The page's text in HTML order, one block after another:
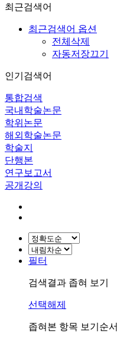
최근검색어
최근검색어 옵션
전체삭제
자동저장끄기
인기검색어
통합검색
국내학술논문
학위논문
해외학술논문
학술지
단행본
연구보고서
공개강의
필터
검색결과 좁혀 보기
선택해제
좁혀본 항목 보기순서